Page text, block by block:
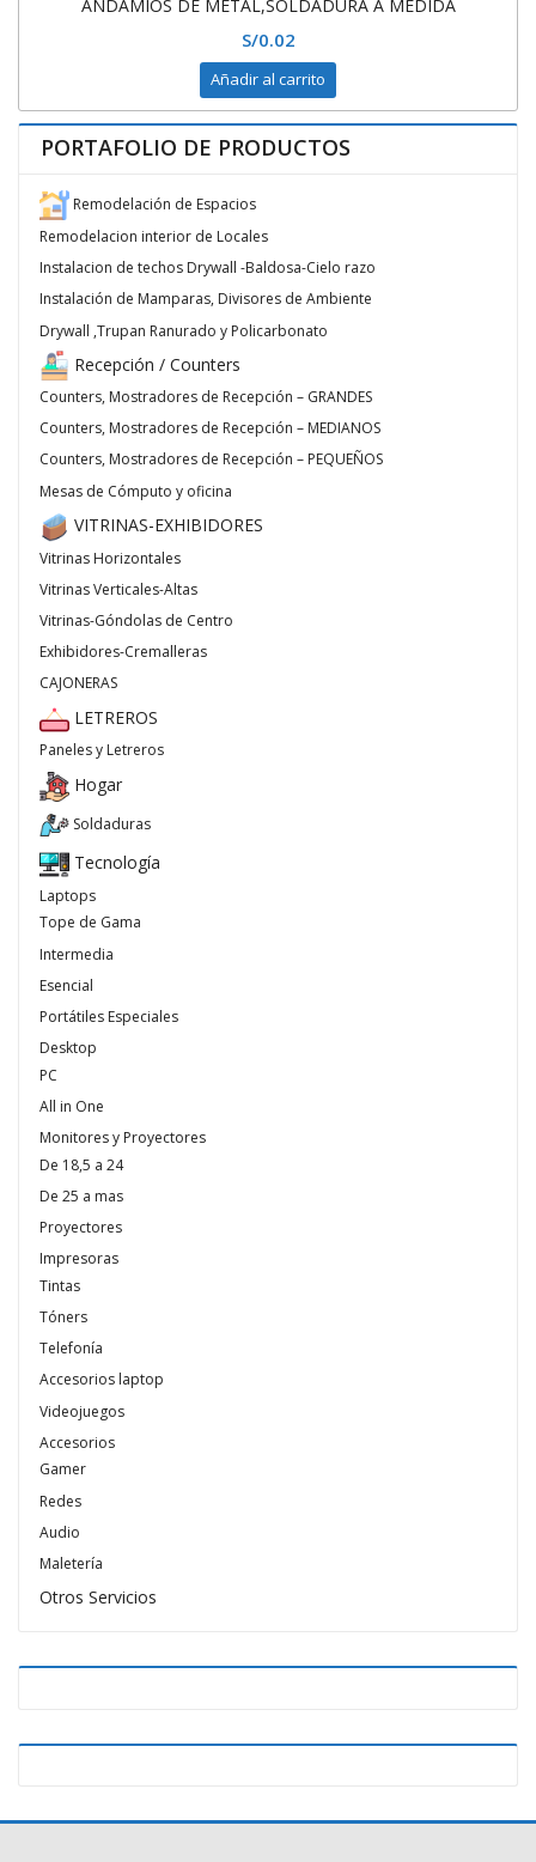
ANDAMIOS DE METAL,SOLDADURA A MEDIDA
S/0.02
Añadir al carrito
PORTAFOLIO DE PRODUCTOS
Remodelación de Espacios
Remodelacion interior de Locales
Instalacion de techos Drywall -Baldosa-Cielo razo
Instalación de Mamparas, Divisores de Ambiente
Drywall ,Trupan Ranurado y Policarbonato
Recepción / Counters
Counters, Mostradores de Recepción – GRANDES
Counters, Mostradores de Recepción – MEDIANOS
Counters, Mostradores de Recepción – PEQUEÑOS
Mesas de Cómputo y oficina
VITRINAS-EXHIBIDORES
Vitrinas Horizontales
Vitrinas Verticales-Altas
Vitrinas-Góndolas de Centro
Exhibidores-Cremalleras
CAJONERAS
LETREROS
Paneles y Letreros
Hogar
Soldaduras
Tecnología
Laptops
Tope de Gama
Intermedia
Esencial
Portátiles Especiales
Desktop
PC
All in One
Monitores y Proyectores
De 18,5 a 24
De 25 a mas
Proyectores
Impresoras
Tintas
Tóners
Telefonía
Accesorios laptop
Videojuegos
Accesorios
Gamer
Redes
Audio
Maletería
Otros Servicios